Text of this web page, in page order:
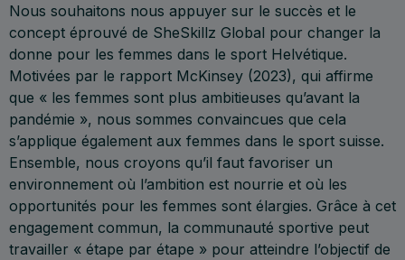
Nous souhaitons nous appuyer sur le succès et le
concept éprouvé de SheSkillz Global pour changer la
donne pour les femmes dans le sport Helvétique.
Motivées par le rapport McKinsey (2023), qui affirme
que « les femmes sont plus ambitieuses qu’avant la
pandémie », nous sommes convaincues que cela
s’applique également aux femmes dans le sport suisse.
Ensemble, nous croyons qu’il faut favoriser un
environnement où l’ambition est nourrie et où les
opportunités pour les femmes sont élargies. Grâce à cet
engagement commun, la communauté sportive peut
travailler « étape par étape » pour atteindre l’objectif de